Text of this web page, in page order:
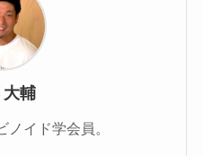
大輔
ノイド学会員。